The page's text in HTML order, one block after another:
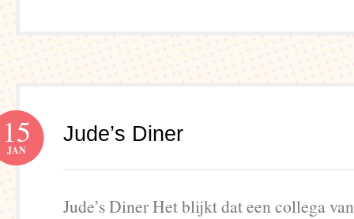
Jude’s Diner
15
JAN
Jude’s Diner Het blijkt dat een collega